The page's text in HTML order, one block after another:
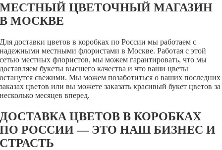
МЕСТНЫЙ ЦВЕТОЧНЫЙ МАГАЗИН
В МОСКВЕ
Для доставки цветов в коробках по России мы работаем с
надежными местными флористами в Москве. Работая с этой
сетью местных флористов, мы можем гарантировать, что мы
доставляем букеты высшего качества и что ваши цветы
останутся свежими. Мы можем позаботиться о ваших последних
заказах цветов или вы можете заказать красивый букет цветов за
несколько месяцев вперед.
ДОСТАВКА ЦВЕТОВ В КОРОБКАХ
ПО РОССИИ — ЭТО НАШ БИЗНЕС И
СТРАСТЬ